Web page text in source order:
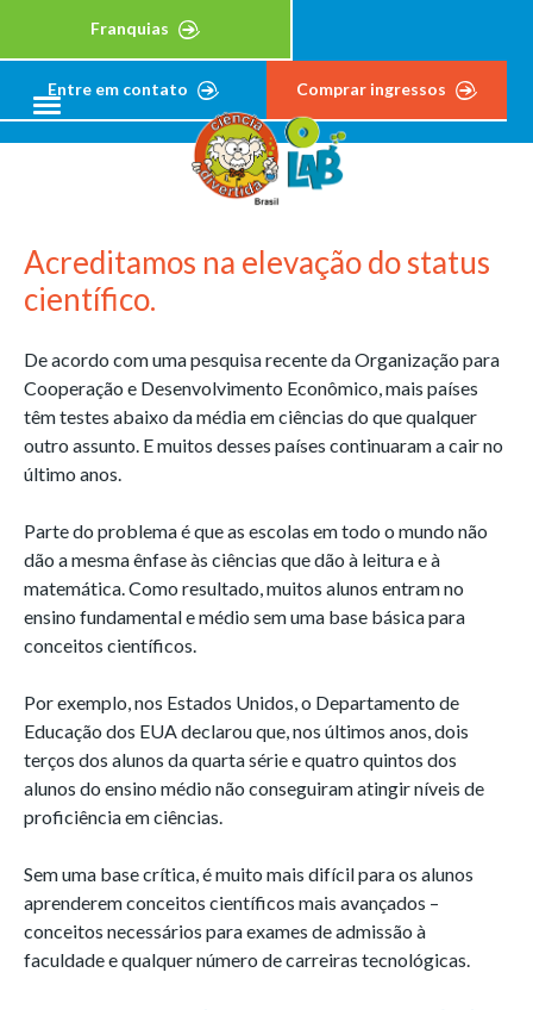
Franquias
Entre em contato Comprar ingressos
Acreditamos na elevação do status
científico.
De acordo com uma pesquisa recente da Organização para
Cooperação e Desenvolvimento Econômico, mais países
têm testes abaixo da média em ciências do que qualquer
outro assunto. E muitos desses países continuaram a cair no
último anos.
Parte do problema é que as escolas em todo o mundo não
dão a mesma ênfase às ciências que dão à leitura e à
matemática. Como resultado, muitos alunos entram no
ensino fundamental e médio sem uma base básica para
conceitos científicos.
Por exemplo, nos Estados Unidos, o Departamento de
Educação dos EUA declarou que, nos últimos anos, dois
terços dos alunos da quarta série e quatro quintos dos
alunos do ensino médio não conseguiram atingir níveis de
proficiência em ciências.
Sem uma base crítica, é muito mais difícil para os alunos
aprenderem conceitos científicos mais avançados –
conceitos necessários para exames de admissão à
faculdade e qualquer número de carreiras tecnológicas.